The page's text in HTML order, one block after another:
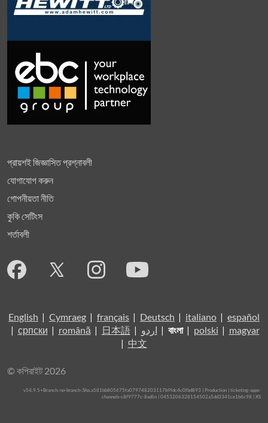
প্রায়শই জিজ্ঞাসিত প্রশ্নাবলী
যোগাযোগ করুন
গোপনীয়তা নীতি
কুকি সেটিংস
শর্তাবলী
English | Cymraeg | français | Deutsch | italiano | español
| српски | română | 日本語| اردو | বাংলা| polski | magyar
| 中文
© কপিরাইট 2026
v54.9.5+Branch.-no-branch-.Sha.a581bb805675fa079748203117b9fdc4c0fbd893 | Production | ticketing-apps-
channels-c8f9777c-8sd6n | 0453206328154502a5dd3341ce1b6c98 | XS